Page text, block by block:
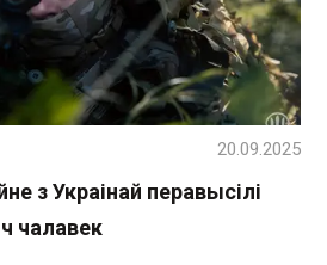
з Украінай перавысілі
чалавек
20.09.2025